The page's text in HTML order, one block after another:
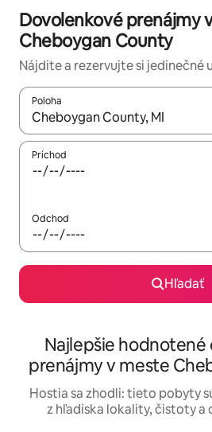
Dovolenkové prenájmy
Cheboygan County
Nájdite a rezervujte si jedinečné
Poloha
Keď budú výsledky k dispozícii,
Príchod
Odchod
Hľadať
Najlepšie
prenájmy v meste
Hostia sa zhodli: tieto pobyty
z hľadiska lokality, čistoty a